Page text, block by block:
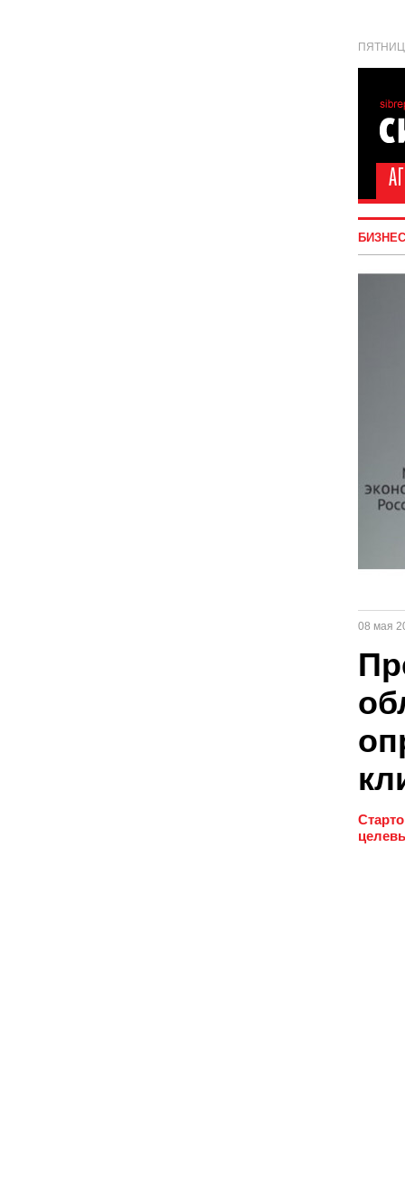
БИЗНЕС
08 мая